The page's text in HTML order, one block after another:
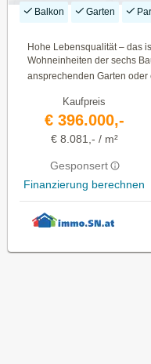
Balkon Garten
Hohe Lebensqualität – das
Wohneinheiten der sechs
ansprechenden Garten oder
Kaufpreis
€ 396.000,-
€ 8.081,- / m²
Gesponsert
Finanzierung berechnen